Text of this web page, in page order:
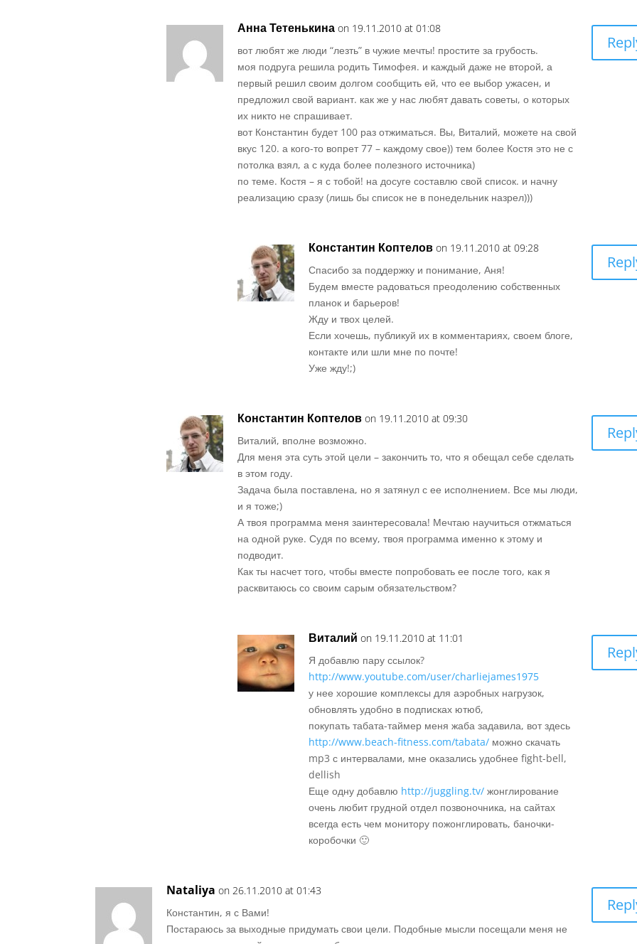
Анна Тетенькина on 19.11.2010 at 01:08
вот любят же люди “лезть” в чужие мечты! простите за грубость.
моя подруга решила родить Тимофея. и каждый даже не второй, а
первый решил своим долгом сообщить ей, что ее выбор ужасен, и
предложил свой вариант. как же у нас любят давать советы, о которых
их никто не спрашивает.
вот Константин будет 100 раз отжиматься. Вы, Виталий, можете на свой
вкус 120. а кого-то вопрет 77 – каждому свое)) тем более Костя это не с
потолка взял, а с куда более полезного источника)
по теме. Костя – я с тобой! на досуге составлю свой список. и начну
реализацию сразу (лишь бы список не в понедельник назрел)))
Константин Коптелов on 19.11.2010 at 09:28
Спасибо за поддержку и понимание, Аня!
Будем вместе радоваться преодолению собственных
планок и барьеров!
Жду и твох целей.
Если хочешь, публикуй их в комментариях, своем блоге,
контакте или шли мне по почте!
Уже жду!;)
Константин Коптелов on 19.11.2010 at 09:30
Виталий, вполне возможно.
Для меня эта суть этой цели – закончить то, что я обещал себе сделать
в этом году.
Задача была поставлена, но я затянул с ее исполнением. Все мы люди,
и я тоже;)
А твоя программа меня заинтересовала! Мечтаю научиться отжматься
на одной руке. Судя по всему, твоя программа именно к этому и
подводит.
Как ты насчет того, чтобы вместе попробовать ее после того, как я
расквитаюсь со своим сарым обязательством?
Виталий on 19.11.2010 at 11:01
Я добавлю пару ссылок?
http://www.youtube.com/user/charliejames1975
у нее хорошие комплексы для аэробных нагрузок,
обновлять удобно в подписках ютюб,
покупать табата-таймер меня жаба задавила, вот здесь
http://www.beach-fitness.com/tabata/ можно скачать
mp3 с интервалами, мне оказались удобнее fight-bell,
dellish
Еще одну добавлю http://juggling.tv/ жонглирование
очень любит грудной отдел позвоночника, на сайтах
всегда есть чем монитору пожонглировать, баночки-
коробочки 🙂
Nataliya on 26.11.2010 at 01:43
Константин, я с Вами!
Постараюсь за выходные придумать свои цели. Подобные мысли посещали меня не